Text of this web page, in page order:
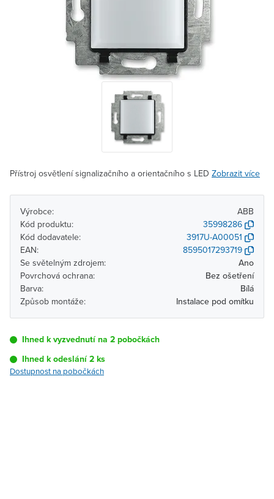
Přístroj osvětlení signalizačního a orientačního s LED Zobrazit více
Výrobce:
ABB
Kód produktu:
35998286
Kód dodavatele:
3917U-A00051
EAN:
8595017293719
Se světelným zdrojem:
Ano
Povrchová ochrana:
Bez ošetření
Barva:
Bílá
Způsob montáže:
Instalace pod omítku
Ihned k vyzvednutí na 2 pobočkách
Ihned k odeslání 2 ks
Dostupnost na pobočkách